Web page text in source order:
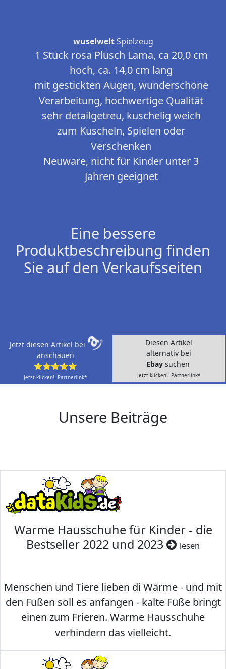
wuselweltSpielzeug
1 Stück rosa Plüsch Lama, ca 20,0 cm
hoch, ca. 14,0 cm lang
mit gestickten Augen, wunderschöne
Verarbeitung, hochwertige Qualität
sehr detailgetreu, kuschelig weich
zum Kuscheln, Spielen oder
Verschenken
Neuware, nicht für Kinder unter 3
Jahren geeignet
Eine bessere
Produktbeschreibung finden
Sie auf den Verkaufsseiten
Jetzt diesen Artikel bei
anschauen
⭐⭐⭐⭐⭐
Jetzt klicken!- Partnerlink*
Diesen Artikel
alternativ bei
Ebay suchen
Jetzt klicken!- Partnerlink*
Unsere Beiträge
Warme Hausschuhe für Kinder - die
Bestseller 2022 und 2023
lesen
Menschen und Tiere lieben di Wärme - und mit
den Füßen soll es anfangen - kalte Füße bringt
einen zum Frieren. Warme Hausschuhe
verhindern das vielleicht.